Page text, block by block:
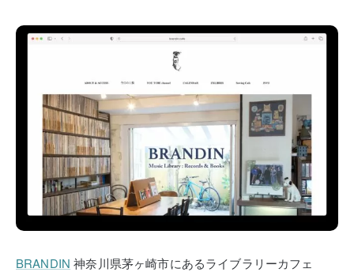
BRANDIN 神奈川県茅ヶ崎市にあるライブラリーカフェ